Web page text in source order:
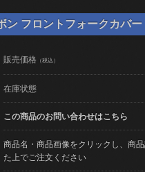
ン フロントフォークカバ
販売価格 （税込）
在庫状態
この商品のお問い合わせはこちら
商品名・商品画像をクリックし、商
た上でご注文ください